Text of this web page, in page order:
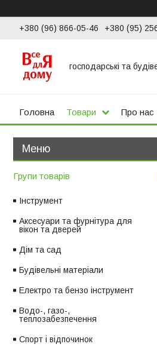
+380 (96) 866-05-46 +380 (95)
господарські та
Головна Товари Про нас
Групи товарів
Інструмент
Аксесуари та фурнітура для
вікон та дверей
Дім та сад
Будівельні матеріали
Електро та бензо інструмент
Водо-, газо-,
теплозабезпечення
Спорт і відпочинок